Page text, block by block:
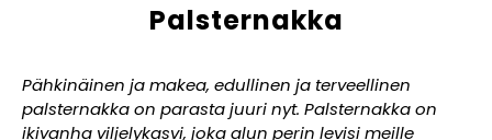
Palsternakka
Pähkinäinen ja makea, edullinen ja terveellinen
palsternakka on parasta juuri nyt. Palsternakka on
ikivanha viljelykasvi, joka alun perin levisi meille